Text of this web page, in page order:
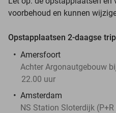
voorbehoud en kunnen
Opstapplaatsen 2-daagse trip
Amersfoort
Achter Argonautgebouw
22.00 uur
Amsterdam
NS Station Sloterdijk